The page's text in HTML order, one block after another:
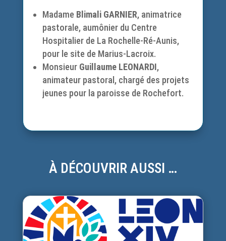
Madame Blimali GARNIER, animatrice
pastorale, aumônier du Centre
Hospitalier de La Rochelle-Ré-Aunis,
pour le site de Marius-Lacroix.
Monsieur Guillaume LEONARDI,
animateur pastoral, chargé des projets
jeunes pour la paroisse de Rochefort.
À DÉCOUVRIR AUSSI …